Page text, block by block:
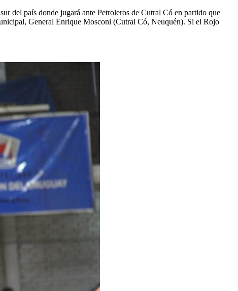
del país donde jugará ante Petroleros de Cutral Có en partido que
General Enrique Mosconi (Cutral Có, Neuquén). Si el Rojo